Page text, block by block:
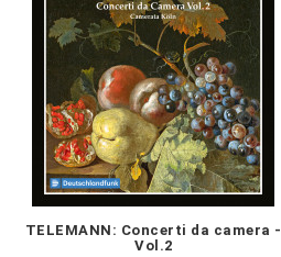
TELEMANN: Concerti da camera -
Vol.2